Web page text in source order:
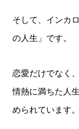
そして、インカ
の人生」です。
恋愛だけでなく
情熱に満ちた人
められています。